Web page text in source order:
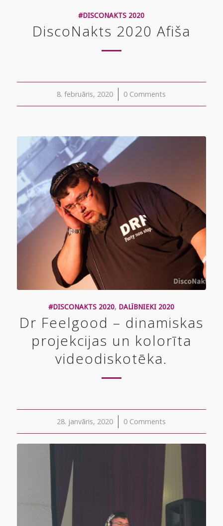
#DISCONAKTS 2020
DiscoNakts 2020 Afiša
8. februāris, 2020
/ 0 Comments
#DISCONAKTS 2020, DALĪBNIEKI 2020
Dr Feelgood – dinamiskas
projekcijas un kolorīta
videodiskotēka.
28. janvāris, 2020
/ 0 Comments